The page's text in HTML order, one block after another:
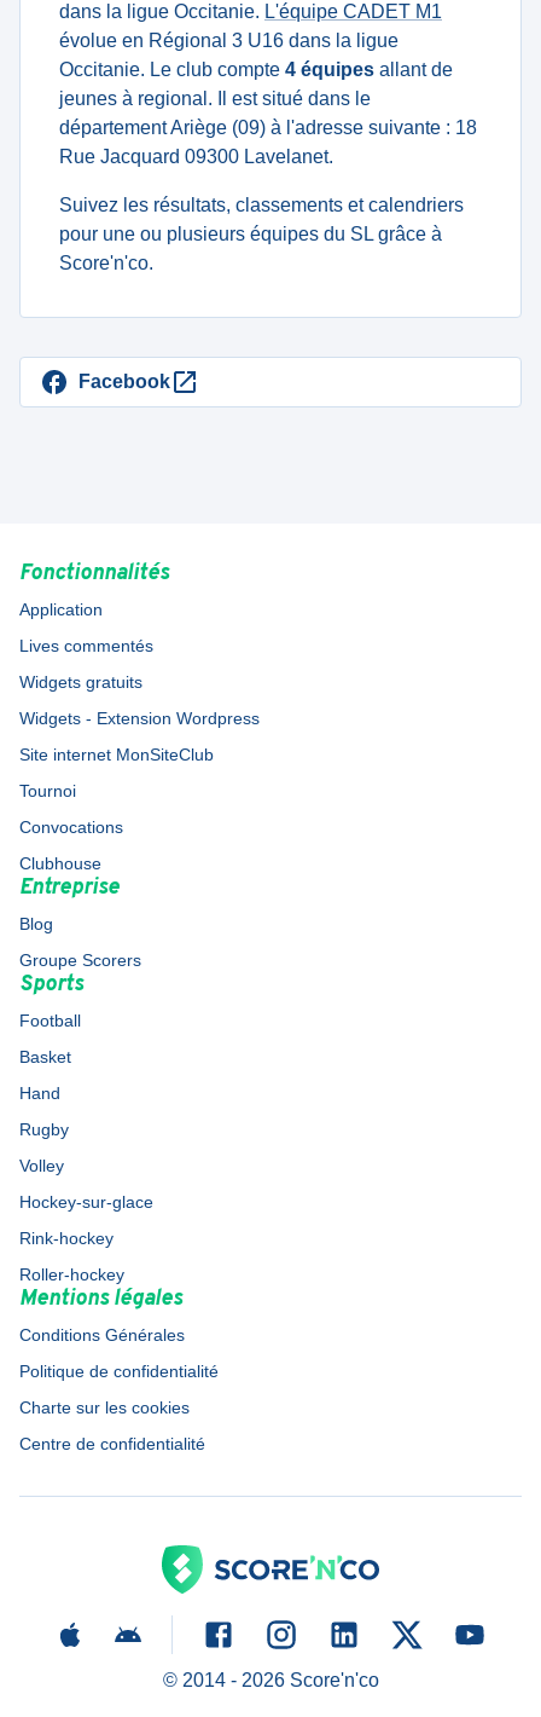
dans la ligue Occitanie. L'équipe CADET M1
évolue en Régional 3 U16 dans la ligue
Occitanie. Le club compte 4 équipes allant de
jeunes à regional. Il est situé dans le
département Ariège (09) à l'adresse suivante : 18
Rue Jacquard 09300 Lavelanet.
Suivez les résultats, classements et calendriers
pour une ou plusieurs équipes du SL grâce à
Score'n'co.
Facebook
Fonctionnalités
Application
Lives commentés
Widgets gratuits
Widgets - Extension Wordpress
Site internet MonSiteClub
Tournoi
Convocations
Clubhouse
Entreprise
Blog
Groupe Scorers
Sports
Football
Basket
Hand
Rugby
Volley
Hockey-sur-glace
Rink-hockey
Roller-hockey
Mentions légales
Conditions Générales
Politique de confidentialité
Charte sur les cookies
Centre de confidentialité
© 2014 - 2026Score'n'co